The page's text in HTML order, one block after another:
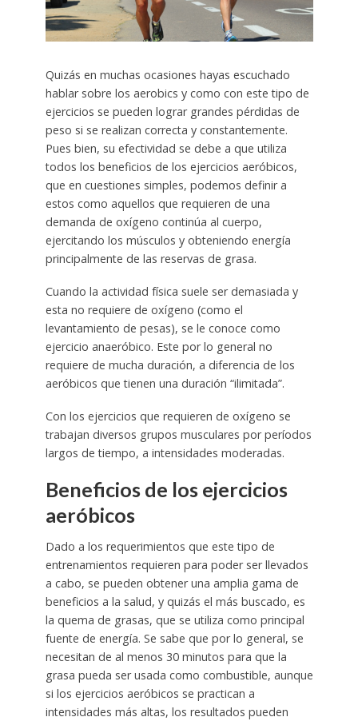
Quizás en muchas ocasiones hayas escuchado
hablar sobre los aerobics y como con este tipo de
ejercicios se pueden lograr grandes pérdidas de
peso si se realizan correcta y constantemente.
Pues bien, su efectividad se debe a que utiliza
todos los beneficios de los ejercicios aeróbicos,
que en cuestiones simples, podemos definir a
estos como aquellos que requieren de una
demanda de oxígeno continúa al cuerpo,
ejercitando los músculos y obteniendo energía
principalmente de las reservas de grasa.
Cuando la actividad física suele ser demasiada y
esta no requiere de oxígeno (como el
levantamiento de pesas), se le conoce como
ejercicio anaeróbico. Este por lo general no
requiere de mucha duración, a diferencia de los
aeróbicos que tienen una duración “ilimitada”.
Con los ejercicios que requieren de oxígeno se
trabajan diversos grupos musculares por períodos
largos de tiempo, a intensidades moderadas.
Beneficios de los ejercicios
aeróbicos
Dado a los requerimientos que este tipo de
entrenamientos requieren para poder ser llevados
a cabo, se pueden obtener una amplia gama de
beneficios a la salud, y quizás el más buscado, es
la quema de grasas, que se utiliza como principal
fuente de energía. Se sabe que por lo general, se
necesitan de al menos 30 minutos para que la
grasa pueda ser usada como combustible, aunque
si los ejercicios aeróbicos se practican a
intensidades más altas, los resultados pueden